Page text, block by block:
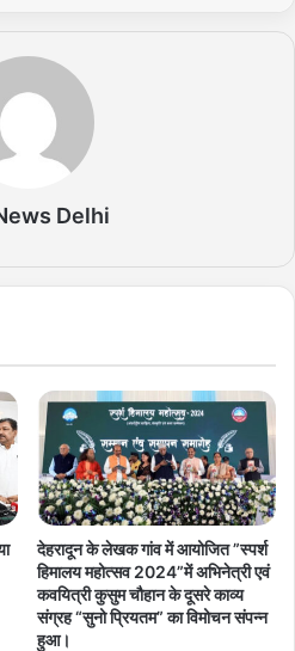
Delhi
देहरादून के लेखक गांव में आयोजित ”स्पर्श
हिमालय महोत्सव 2024”में अभिनेत्री एवं
कवयित्री कुसुम चौहान के दूसरे काव्य
संग्रह “सुनो प्रियतम” का विमोचन संपन्न
हुआ।